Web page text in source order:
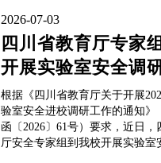
由四川省高等教育学会、四川省
指导，是全省高校书法美育领域
性展览，汇聚全省20所高校近
品，...
2026-07-03
四川省教育厅专家
开展实验室安全调
根据《四川省教育厅关于开展
验室安全进校调研工作的通知》
函〔2026〕61号）要求，近日，
厅安全专家组到我校开展实验室